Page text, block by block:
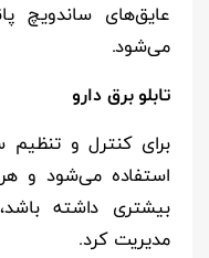
عایق‌های ساندویچ
می‌شود.
تابلو برقدارو
برای کنترل و تنظیم
استفاده می‌شود و
بیشتری داشته
مدیریت کرد.